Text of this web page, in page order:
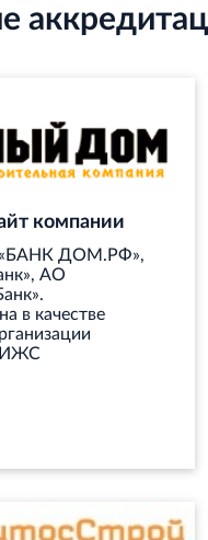
компании
«БАНК ДОМ.РФ»,
АО
в качестве
ИЖС